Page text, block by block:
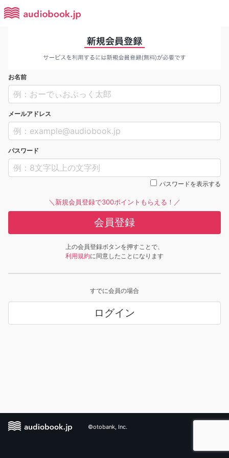
お名前
メールアドレス
パスワード
パスワードを表示する
＼新規会員登録で300ポイントもらえる！／
会員登録
上の会員登録ボタンを押すことで、
利用規約に同意したことになります
すでに会員の場合
ログイン
©otobank, Inc.